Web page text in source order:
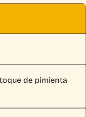
de pimienta